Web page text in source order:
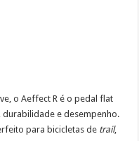
o Aeffect R é o pedal flat
durabilidade e desempenho.
para bicicletas de trail,